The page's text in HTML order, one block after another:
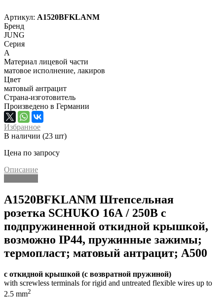
Артикул: A1520BFKLANM
Бренд
JUNG
Серия
A
Материал лицевой части
матовое исполнение, лакиров
Цвет
матовый антрацит
Страна-изготовитель
Произведено в Германии
Избранное
В наличии (23 шт)
Цена по запросу
Описание
A1520BFKLANM Штепсельная
розетка SCHUKO 16А / 250В с
подпружиненной откидной крышкой,
возможно IP44, пружинные зажимы;
термопласт; матовый антрацит; A500
с откидной крышкой (с возвратной пружиной)
with screwless terminals for rigid and untreated flexible wires up to
2.5 mm2